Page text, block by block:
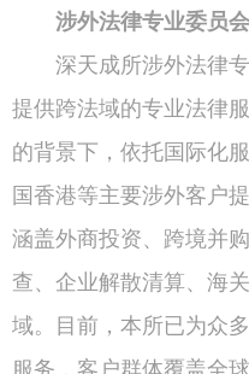
涉外法律专业委员会
深天成所涉外法律
提供跨法域的专业法律
的背景下，依托国际化
国香港等主要涉外客户
涵盖外商投资、跨境并
查、企业解散清算、海
域。目前，本所已为众